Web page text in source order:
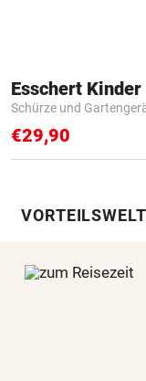
Schürze und
€29,90